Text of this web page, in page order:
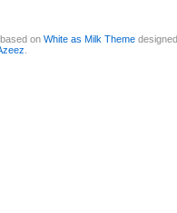
based onWhite as Milk Theme